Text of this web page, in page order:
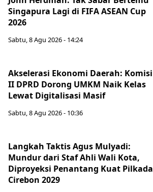
Singapura Lagi di FIFA ASEAN Cup
2026
Sabtu, 8 Agu 2026 - 14:24
Akselerasi Ekonomi Daerah: Komisi
II DPRD Dorong UMKM Naik Kelas
Lewat Digitalisasi Masif
Sabtu, 8 Agu 2026 - 10:36
Langkah Taktis Agus Mulyadi:
Mundur dari Staf Ahli Wali Kota,
Diproyeksi Penantang Kuat Pilkada
Cirebon 2029